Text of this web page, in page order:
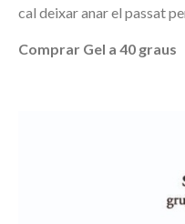
cal deixar anar el passat
Comprar Gel a 40 graus